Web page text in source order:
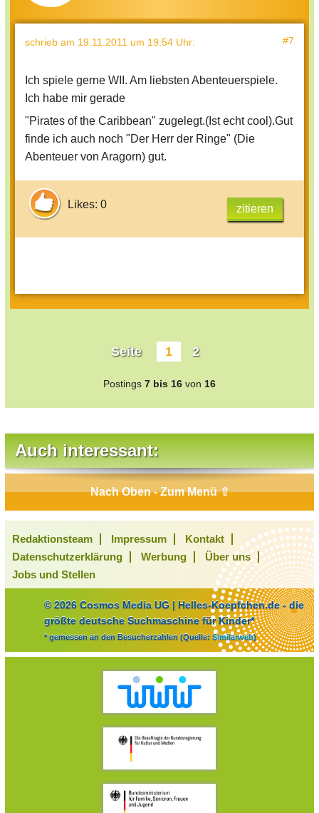
schrieb am 19.11.2011 um 19:54 Uhr: #7
Ich spiele gerne WII. Am liebsten Abenteuerspiele.
Ich habe mir gerade
"Pirates of the Caribbean" zugelegt.(Ist echt cool).Gut
finde ich auch noch "Der Herr der Ringe" (Die
Abenteuer von Aragorn) gut.
Likes: 0 zitieren
Seite 1 2
Postings 7 bis 16 von 16
Auch interessant:
Nach Oben - Zum Menü ⇧
Redaktionsteam Impressum
Kontakt
Datenschutzerklärung
Werbung
Über uns
Jobs und Stellen
© 2026 Cosmos Media UG | Helles-Koepfchen.de - die
größte deutsche Suchmaschine für Kinder*
* gemessen an den Besucherzahlen (Quelle: Similarweb)